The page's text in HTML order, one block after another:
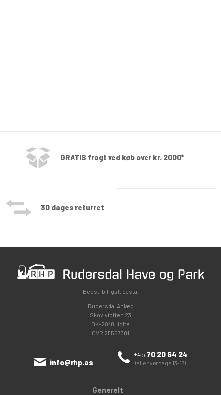
GRATIS fragt ved køb over kr. 2000*
30 dages returret
Bedst, billigst, basta!
Rudersdal Anlæg
Skovlytoften 23
DK-2840 Holte
CVR 25557301
info@rhp.as
+45 70 20 64 24
(alle hverdage 13-17)
Generelt